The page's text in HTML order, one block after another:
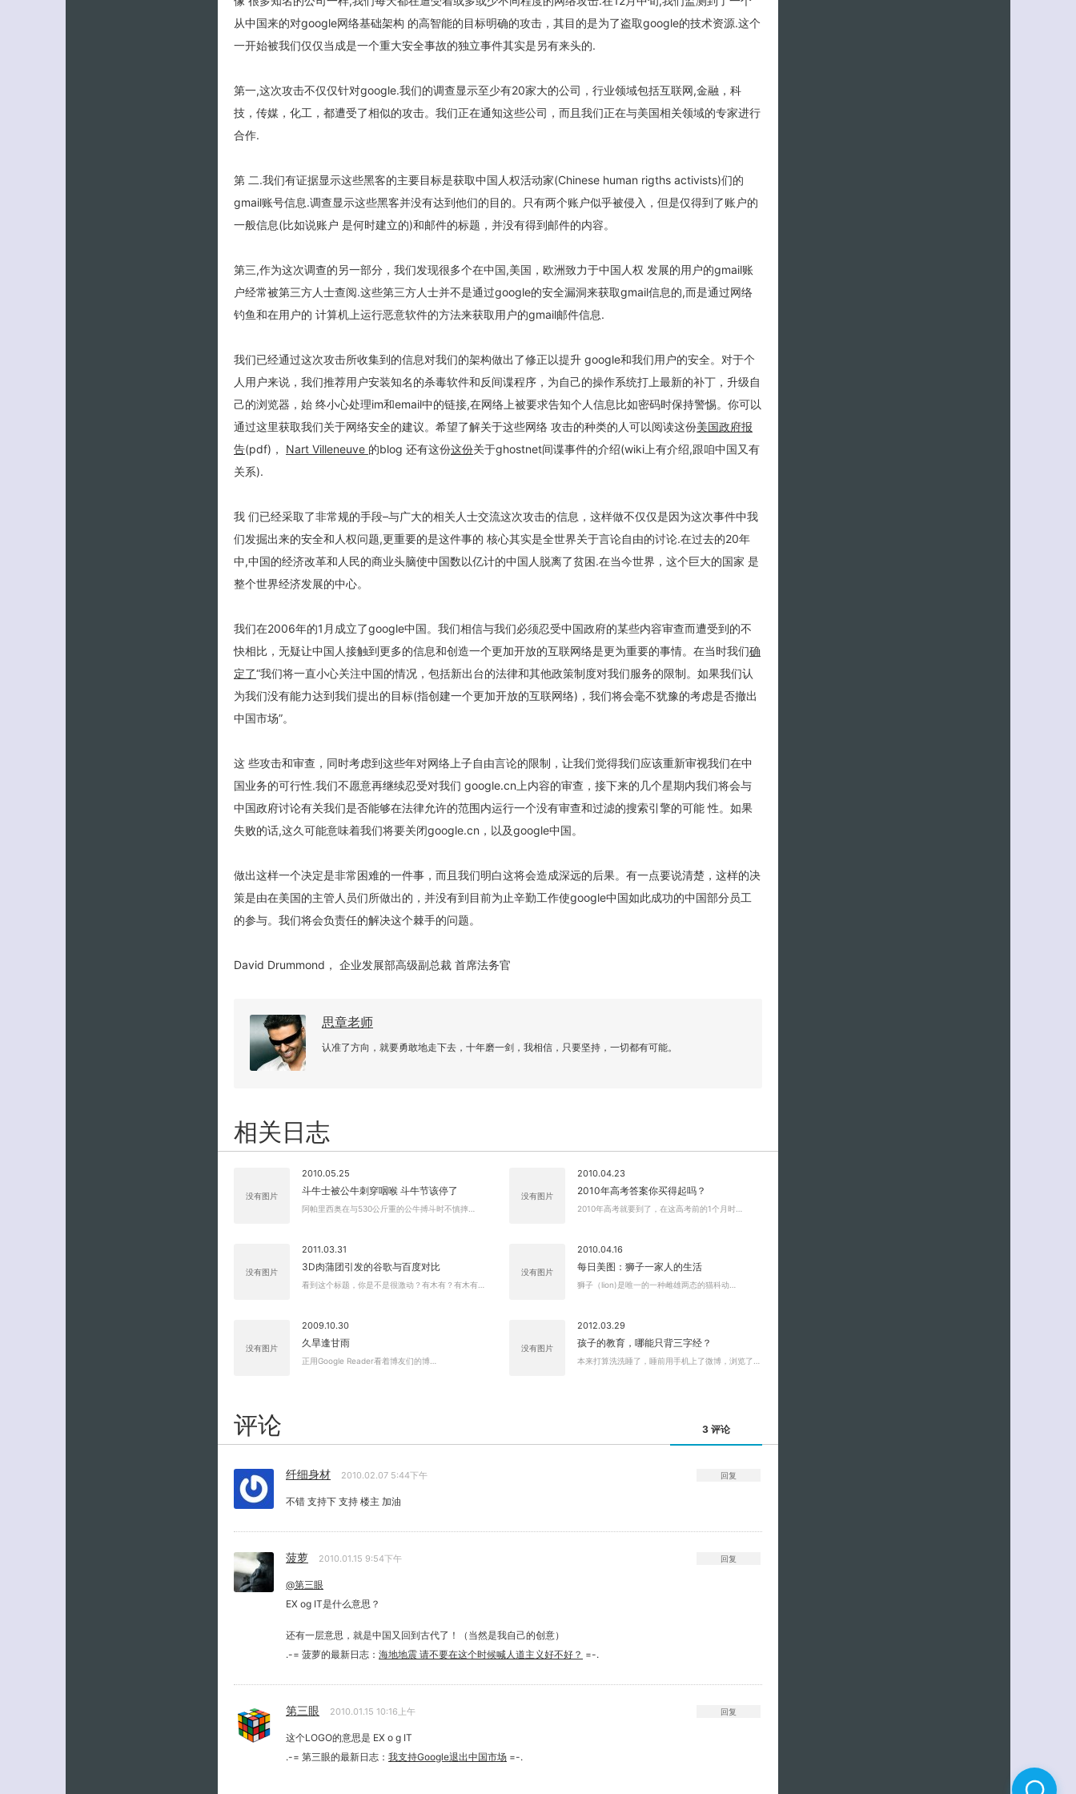
从中国来的对google网络基础架构 的高智能的目标明确的攻击，其目的是为了盗取google的技术资源.这个
一开始被我们仅仅当成是一个重大安全事故的独立事件其实是另有来头的.
第一,这次攻击不仅仅针对google.我们的调查显示至少有20家大的公司，行业领域包括互联网,金融，科
技，传媒，化工，都遭受了相似的攻击。我们正在通知这些公司，而且我们正在与美国相关领域的专家进行
合作.
第 二.我们有证据显示这些黑客的主要目标是获取中国人权活动家(Chinese human rigths activists)们的
gmail账号信息.调查显示这些黑客并没有达到他们的目的。只有两个账户似乎被侵入，但是仅得到了账户的
一般信息(比如说账户 是何时建立的)和邮件的标题，并没有得到邮件的内容。
第三,作为这次调查的另一部分，我们发现很多个在中国,美国，欧洲致力于中国人权 发展的用户的gmail账
户经常被第三方人士查阅.这些第三方人士并不是通过google的安全漏洞来获取gmail信息的,而是通过网络
钓鱼和在用户的 计算机上运行恶意软件的方法来获取用户的gmail邮件信息.
我们已经通过这次攻击所收集到的信息对我们的架构做出了修正以提升 google和我们用户的安全。对于个
人用户来说，我们推荐用户安装知名的杀毒软件和反间谍程序，为自己的操作系统打上最新的补丁，升级自
己的浏览器，始 终小心处理im和email中的链接,在网络上被要求告知个人信息比如密码时保持警惕。你可以
通过这里获取我们关于网络安全的建议。希望了解关于这些网络 攻击的种类的人可以阅读这份美国政府报
告(pdf)， Nart Villeneuve 的blog 还有这份这份关于ghostnet间谍事件的介绍(wiki上有介绍,跟咱中国又有
关系).
我 们已经采取了非常规的手段–与广大的相关人士交流这次攻击的信息，这样做不仅仅是因为这次事件中我
们发掘出来的安全和人权问题,更重要的是这件事的 核心其实是全世界关于言论自由的讨论.在过去的20年
中,中国的经济改革和人民的商业头脑使中国数以亿计的中国人脱离了贫困.在当今世界，这个巨大的国家 是
整个世界经济发展的中心。
我们在2006年的1月成立了google中国。我们相信与我们必须忍受中国政府的某些内容审查而遭受到的不
快相比，无疑让中国人接触到更多的信息和创造一个更加开放的互联网络是更为重要的事情。在当时我们确
定了“我们将一直小心关注中国的情况，包括新出台的法律和其他政策制度对我们服务的限制。如果我们认
为我们没有能力达到我们提出的目标(指创建一个更加开放的互联网络)，我们将会毫不犹豫的考虑是否撤出
中国市场”。
这 些攻击和审查，同时考虑到这些年对网络上子自由言论的限制，让我们觉得我们应该重新审视我们在中
国业务的可行性.我们不愿意再继续忍受对我们 google.cn上内容的审查，接下来的几个星期内我们将会与
中国政府讨论有关我们是否能够在法律允许的范围内运行一个没有审查和过滤的搜索引擎的可能 性。如果
失败的话,这久可能意味着我们将要关闭google.cn，以及google中国。
做出这样一个决定是非常困难的一件事，而且我们明白这将会造成深远的后果。有一点要说清楚，这样的决
策是由在美国的主管人员们所做出的，并没有到目前为止辛勤工作使google中国如此成功的中国部分员工
的参与。我们将会负责任的解决这个棘手的问题。
David Drummond， 企业发展部高级副总裁 首席法务官
思章老师
认准了方向，就要勇敢地走下去，十年磨一剑，我相信，只要坚持，一切都有可能。
相关日志
没有图片
2010.05.25
斗牛士被公牛刺穿咽喉 斗牛节该停了
阿帕里西奥在与530公斤重的公牛搏斗时不慎摔…
没有图片
2010.04.23
2010年高考答案你买得起吗？
2010年高考就要到了，在这高考前的1个月时…
没有图片
2011.03.31
3D肉蒲团引发的谷歌与百度对比
看到这个标题，你是不是很激动？有木有？有木有…
没有图片
2010.04.16
每日美图：狮子一家人的生活
狮子（lion)是唯一的一种雌雄两态的猫科动…
没有图片
2009.10.30
久旱逢甘雨
正用Google Reader看着博友们的博…
没有图片
2012.03.29
孩子的教育，哪能只背三字经？
本来打算洗洗睡了，睡前用手机上了微博，浏览了…
评论 3 评论
纤细身材 2010.02.07 5:44下午
不错 支持下 支持 楼主 加油
回复
菠萝 2010.01.15 9:54下午
@第三眼
EX og IT是什么意思？
还有一层意思，就是中国又回到古代了！（当然是我自己的创意）
.-= 菠萝的最新日志： 海地地震 请不要在这个时候喊人道主义好不好？ =-.
回复
第三眼 2010.01.15 10:16上午
这个LOGO的意思是 EX o g IT
.-= 第三眼的最新日志： 我支持Google退出中国市场 =-.
回复